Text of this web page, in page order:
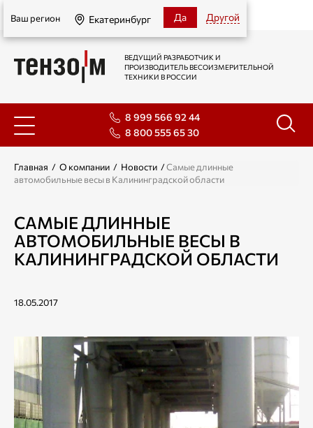
Екатеринбург
Ваш регион Екатеринбург Да Другой
ВЕДУЩИЙ РАЗРАБОТЧИК И
ПРОИЗВОДИТЕЛЬ ВЕСОИЗМЕРИТЕЛЬНОЙ
ТЕХНИКИ В РОССИИ
8 999 566 92 44
8 800 555 65 30
Главная / О компании / Новости /Самые длинные
автомобильные весы в Калининградской области
САМЫЕ ДЛИННЫЕ
АВТОМОБИЛЬНЫЕ ВЕСЫ В
КАЛИНИНГРАДСКОЙ ОБЛАСТИ
18.05.2017